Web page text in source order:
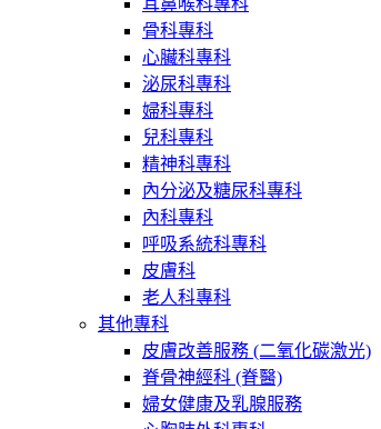
耳鼻喉科專科
骨科專科
心臟科專科
泌尿科專科
婦科專科
兒科專科
精神科專科
內分泌及糖尿科專科
內科專科
呼吸系統科專科
皮膚科
老人科專科
其他專科
皮膚改善服務 (二氧化碳激光)
脊骨神經科 (脊醫)
婦女健康及乳腺服務